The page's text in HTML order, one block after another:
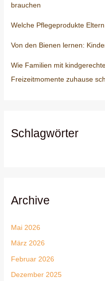
brauchen
Welche Pflegeprodukte
Von den Bienen lernen:
Wie Familien mit
Freizeitmomente zuhause
Schlagwörter
Archive
Mai 2026
März 2026
Februar 2026
Dezember 2025